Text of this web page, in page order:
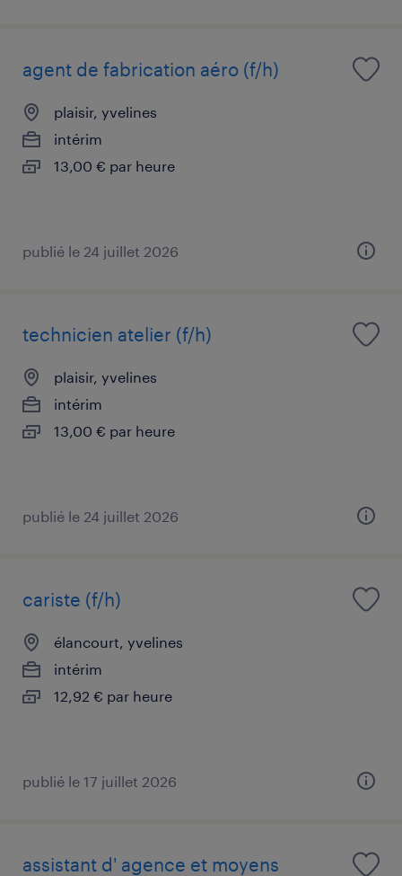
agent de fabrication aéro (f/h)
plaisir, yvelines
intérim
13,00 € par heure
publié le 24 juillet 2026
technicien atelier (f/h)
plaisir, yvelines
intérim
13,00 € par heure
publié le 24 juillet 2026
cariste (f/h)
élancourt, yvelines
intérim
12,92 € par heure
publié le 17 juillet 2026
assistant d' agence et moyens